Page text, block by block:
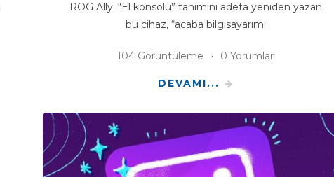
ROG Ally. “El konsolu” tanımını adeta yeniden yazan
bu cihaz, “acaba bilgisayarımı
104 Görüntüleme 0 Yorumlar
DEVAMI...